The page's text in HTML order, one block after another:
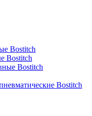
Bostitch
Bostitch
Bostitch
Bostitch